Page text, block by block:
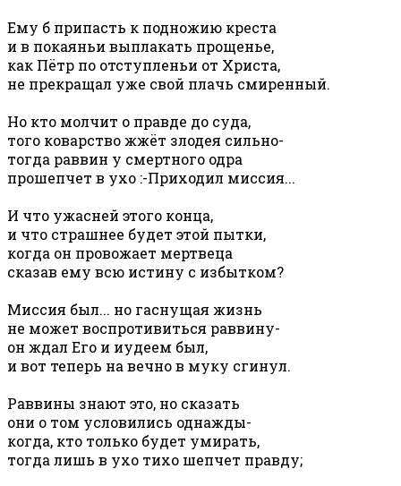
Ему б припасть к подножию креста
и в покаяньи выплакать прощенье,
как Пётр по отступленьи от Христа,
не прекращал уже свой плачь смиренный.
Но кто молчит о правде до суда,
того коварство жжёт злодея сильно-
тогда раввин у смертного одра
прошепчет в ухо :-Приходил миссия...
И что ужасней этого конца,
и что страшнее будет этой пытки,
когда он провожает мертвеца
сказав ему всю истину с избытком?
Миссия был... но гаснущая жизнь
не может воспротивиться раввину-
он ждал Его и иудеем был,
и вот теперь на вечно в муку сгинул.
Раввины знают это, но сказать
они о том условились однажды-
когда, кто только будет умирать,
тогда лишь в ухо тихо шепчет правду;